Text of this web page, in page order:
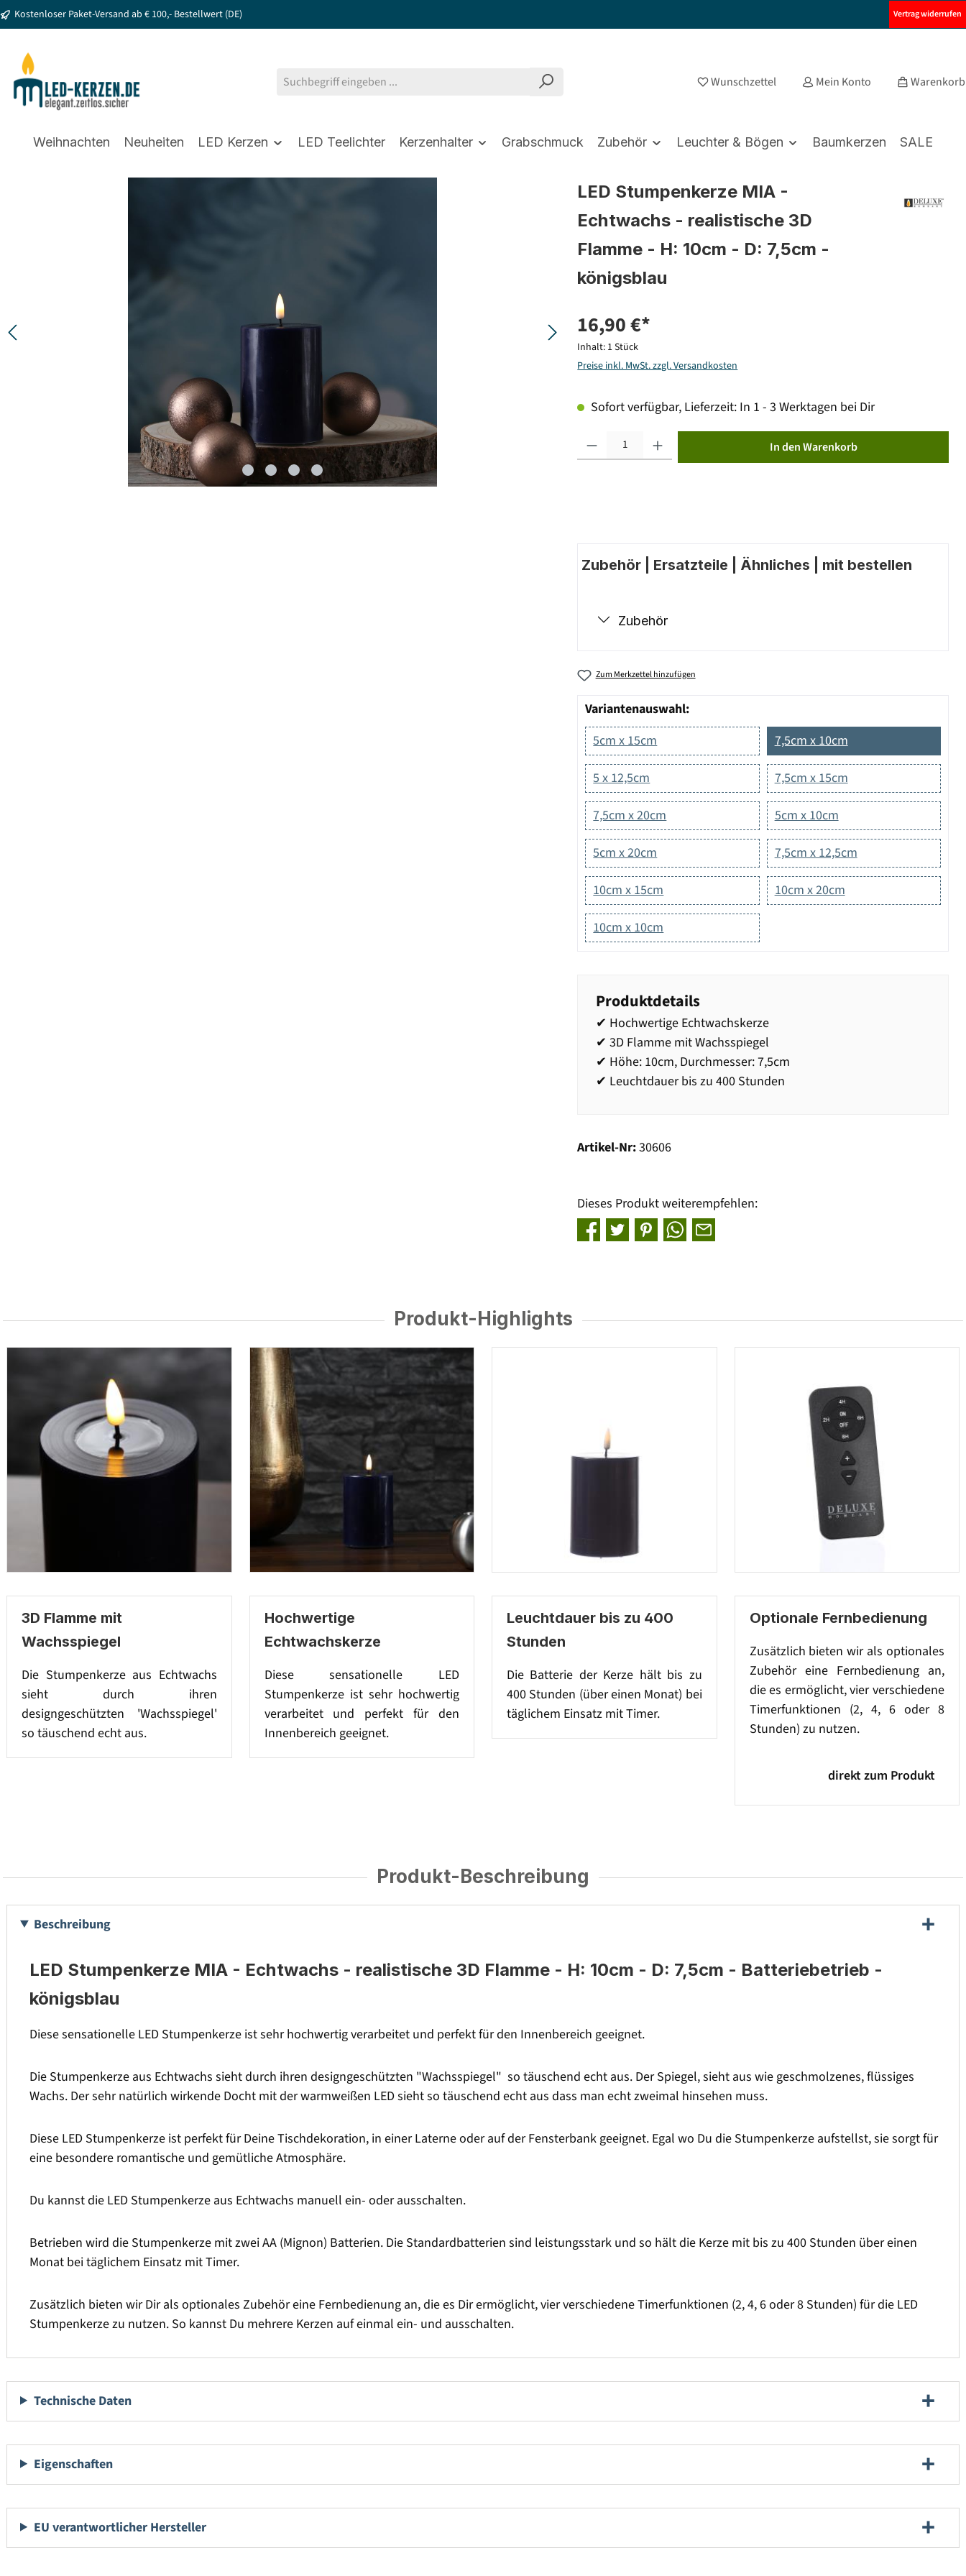
Zur Hauptnavigation springen
Kostenloser Paket-Versand ab € 100,- Bestellwert (DE) Vertrag widerrufen
Wunschzettel Mein Konto Warenkorb
Weihnachten Neuheiten LED Kerzen LED Teelichter Kerzenhalter Grabschmuck Zubehör Leuchter & Bögen Baumkerzen SALE
LED Stumpenkerze MIA -
Echtwachs - realistische 3D
Flamme - H: 10cm - D: 7,5cm -
königsblau
16,90 €*
Inhalt: 1 Stück
Preise inkl. MwSt. zzgl. Versandkosten
Sofort verfügbar, Lieferzeit: In 1 - 3 Werktagen bei Dir
In den Warenkorb
Zubehör | Ersatzteile | Ähnliches | mit bestellen
Zubehör
Zum Merkzettel hinzufügen
Variantenauswahl:
5cm x 15cm
7,5cm x 10cm
5 x 12,5cm 7,5cm x 15cm
7,5cm x 20cm 5cm x 10cm
5cm x 20cm 7,5cm x 12,5cm
10cm x 15cm 10cm x 20cm
10cm x 10cm
Produktdetails
✔ Hochwertige Echtwachskerze
✔ 3D Flamme mit Wachsspiegel
✔ Höhe: 10cm, Durchmesser: 7,5cm
✔ Leuchtdauer bis zu 400 Stunden
Artikel-Nr:30606
Dieses Produkt weiterempfehlen:
Produkt-Highlights
3D Flamme mit
Wachsspiegel
Die Stumpenkerze aus Echtwachs
sieht durch ihren
designgeschützten 'Wachsspiegel'
so täuschend echt aus.
Hochwertige
Echtwachskerze
Diese sensationelle LED
Stumpenkerze ist sehr hochwertig
verarbeitet und perfekt für den
Innenbereich geeignet.
Leuchtdauer bis zu 400
Stunden
Die Batterie der Kerze hält bis zu
400 Stunden (über einen Monat) bei
täglichem Einsatz mit Timer.
Optionale Fernbedienung
Zusätzlich bieten wir als optionales
Zubehör eine Fernbedienung an,
die es ermöglicht, vier verschiedene
Timerfunktionen (2, 4, 6 oder 8
Stunden) zu nutzen.
direkt zum Produkt
Produkt-Beschreibung
Beschreibung
LED Stumpenkerze MIA - Echtwachs - realistische 3D Flamme - H: 10cm - D: 7,5cm - Batteriebetrieb -
königsblau
Diese sensationelle LED Stumpenkerze ist sehr hochwertig verarbeitet und perfekt für den Innenbereich geeignet.
Die Stumpenkerze aus Echtwachs sieht durch ihren designgeschützten "Wachsspiegel" so täuschend echt aus. Der Spiegel, sieht aus wie geschmolzenes, flüssiges
Wachs. Der sehr natürlich wirkende Docht mit der warmweißen LED sieht so täuschend echt aus dass man echt zweimal hinsehen muss.
Diese LED Stumpenkerze ist perfekt für Deine Tischdekoration, in einer Laterne oder auf der Fensterbank geeignet. Egal wo Du die Stumpenkerze aufstellst, sie sorgt für
eine besondere romantische und gemütliche Atmosphäre.
Du kannst die LED Stumpenkerze aus Echtwachs manuell ein- oder ausschalten.
Betrieben wird die Stumpenkerze mit zwei AA (Mignon) Batterien. Die Standardbatterien sind leistungsstark und so hält die Kerze mit bis zu 400 Stunden über einen
Monat bei täglichem Einsatz mit Timer.
Zusätzlich bieten wir Dir als optionales Zubehör eine Fernbedienung an, die es Dir ermöglicht, vier verschiedene Timerfunktionen (2, 4, 6 oder 8 Stunden) für die LED
Stumpenkerze zu nutzen. So kannst Du mehrere Kerzen auf einmal ein- und ausschalten.
Technische Daten
Eigenschaften
EU verantwortlicher Hersteller